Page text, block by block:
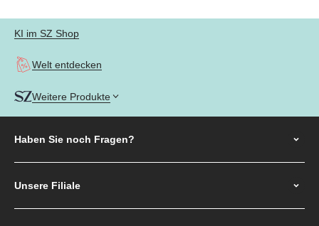
KI im SZ Shop
Welt entdecken
Weitere Produkte
Haben Sie noch Fragen?
Unsere Filiale